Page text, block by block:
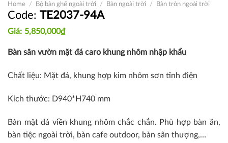
Home / Bộ bàn ghế ngoài trời / Bàn ngoài trời / Bàn tròn ngoài trời
TE2037-94A
5,850,000₫
Bàn sân vườn mặt đá caro khung nhôm nhập khẩu
Chất liệu: Mặt đá, khung hợp kim nhôm sơn tĩnh điện
Kích thước: D940*H740 mm
Bàn mặt đá viền khung nhôm chắc chắn. Phù hợp bàn ăn,
bàn tiệc ngoài trời, bàn cafe outdoor, bàn sân thượng,…